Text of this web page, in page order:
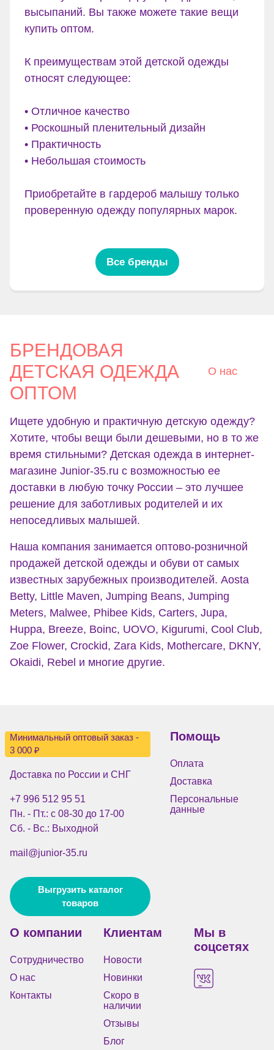
высыпаний. Вы также можете такие вещи
купить оптом.
К преимуществам этой детской одежды
относят следующее:
• Отличное качество
• Роскошный пленительный дизайн
• Практичность
• Небольшая стоимость
Приобретайте в гардероб малышу только
проверенную одежду популярных марок.
Все бренды
БРЕНДОВАЯ
ДЕТСКАЯ ОДЕЖДА
ОПТОМ
О нас
Ищете удобную и практичную детскую одежду?
Хотите, чтобы вещи были дешевыми, но в то же
время стильными? Детская одежда в интернет-
магазине Junior-35.ru с возможностью ее
доставки в любую точку России – это лучшее
решение для заботливых родителей и их
непоседливых малышей.
Наша компания занимается оптово-розничной
продажей детской одежды и обуви от самых
известных зарубежных производителей. Aosta
Betty, Little Maven, Jumping Beans, Jumping
Meters, Malwee, Phibee Kids, Carters, Jupa,
Huppa, Breeze, Boinc, UOVO, Kigurumi, Cool Club,
Zoe Flower, Crockid, Zara Kids, Mothercare, DKNY,
Okaidi, Rebel и многие другие.
Минимальный оптовый заказ -
3 000 ₽
Доставка по России и СНГ
+7 996 512 95 51
Пн. - Пт.: с 08-30 до 17-00
Сб. - Вс.: Выходной
mail@junior-35.ru
Выгрузить каталог
товаров
Помощь
Оплата
Доставка
Персональные
данные
О компании
Сотрудничество
О нас
Контакты
Клиентам
Новости
Новинки
Скоро в
наличии
Отзывы
Блог
Мы в
соцсетях